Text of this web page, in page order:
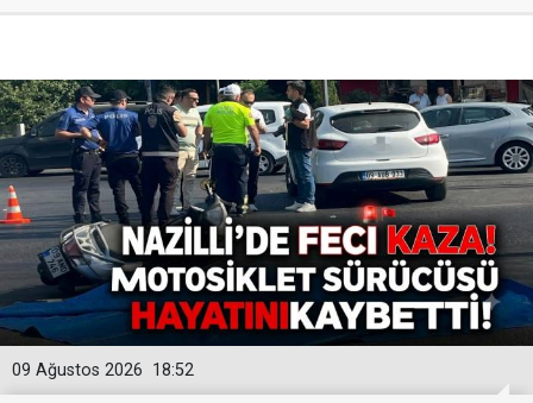
18:52
09 Ağustos 2026